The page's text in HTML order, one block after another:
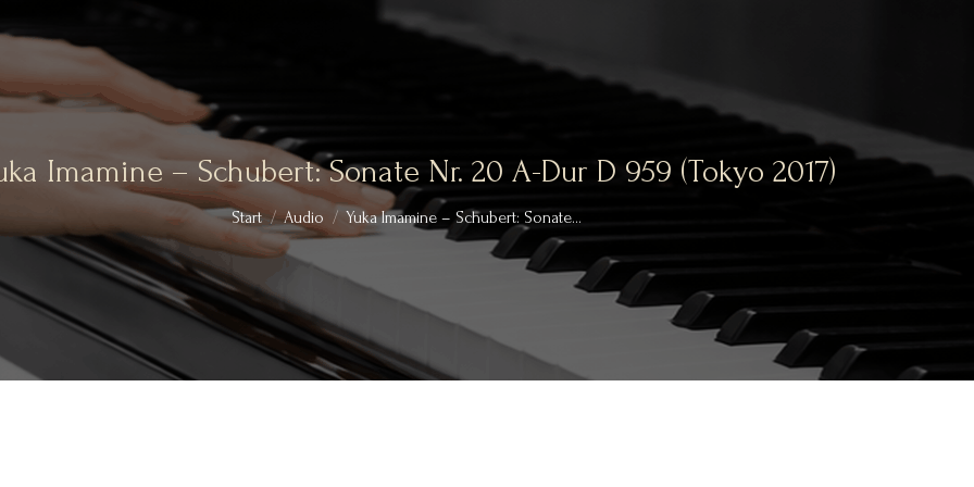
Imamine – Schubert: Sonate Nr. 20 A-Dur D 959 (Tokyo 2017)
Sie befinden sich hier:
Start Audio Yuka Imamine – Schubert: Sonate…